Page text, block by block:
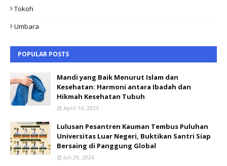
Tokoh
Umbara
POPULAR POSTS
Mandi yang Baik Menurut Islam dan
Kesehatan: Harmoni antara Ibadah dan
Hikmah Kesehatan Tubuh
April 16, 2025
Lulusan Pesantren Kauman Tembus Puluhan
Universitas Luar Negeri, Buktikan Santri Siap
Bersaing di Panggung Global
Juli 29, 2026